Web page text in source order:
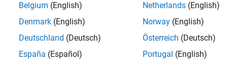
Belgium (English)
Denmark (English)
Deutschland (Deutsch)
España (Español)
Netherlands (English)
Norway (English)
Österreich (Deutsch)
Portugal (English)